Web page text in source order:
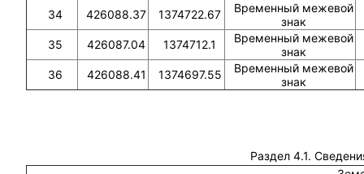
34
426088.37 1374722.67
Временный межевой
знак
35
426087.04 1374712.1
Временный межевой
знак
36
426088.41 1374697.55
Временный межевой
знак
Раздел 4.1.